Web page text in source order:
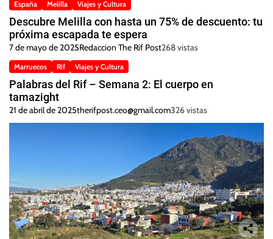
España Melilla Viajes y Cultura
Descubre Melilla con hasta un 75% de descuento: tu
próxima escapada te espera
7 de mayo de 2025Redaccion The Rif Post268 vistas
Marruecos Rif Viajes y Cultura
Palabras del Rif – Semana 2: El cuerpo en
tamazight
21 de abril de 2025therifpost.ceo@gmail.com326 vistas